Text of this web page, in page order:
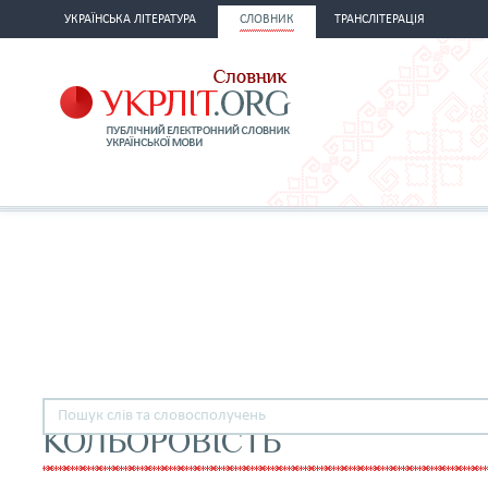
УКРАЇНСЬКА ЛІТЕРАТУРА СЛОВНИК ТРАНСЛІТЕРАЦІЯ
КОЛЬОРОВІСТЬ